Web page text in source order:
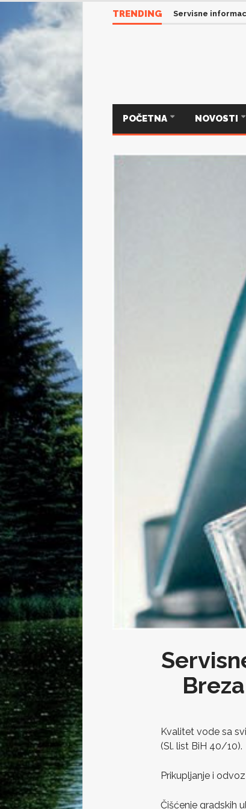
TRENDING Servisne
POČETNA NOVOSTI
Kvalitet vode sa
(Sl. list BiH 40/10).
Prikupljanje i
Čišćenje gradskih